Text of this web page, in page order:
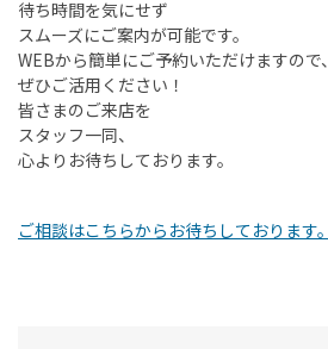
待ち時間を気にせず
スムーズにご案内が可能です。
WEBから簡単にご予約いただけますので、
ぜひご活用ください！
皆さまのご来店を
スタッフ一同、
心よりお待ちしております。
ご相談はこちらからお待ちしております。